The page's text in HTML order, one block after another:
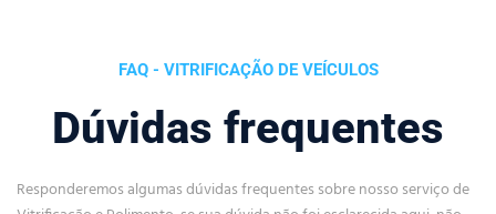
FAQ - VITRIFICAÇÃO DE VEÍCULOS
Dúvidas frequentes
Responderemos algumas dúvidas frequentes sobre nosso serviço de